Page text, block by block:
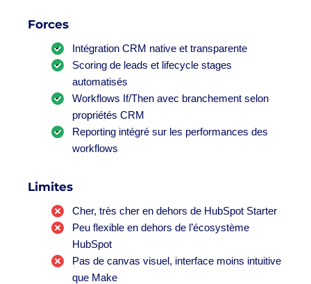
Forces
Intégration CRM native et transparente
Scoring de leads et lifecycle stages
automatisés
Workflows If/Then avec branchement selon
propriétés CRM
Reporting intégré sur les performances des
workflows
Limites
Cher, très cher en dehors de HubSpot Starter
Peu flexible en dehors de l’écosystème
HubSpot
Pas de canvas visuel, interface moins intuitive
que Make